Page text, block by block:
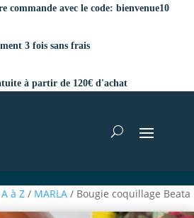
commande avec le code: bienvenue10
3 fois sans frais
à partir de 120€ d'achat
à Z / MARLA / Bougie coquillage Beata